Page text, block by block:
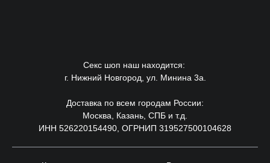
Секс шоп наш находится:
г. Нижний Новгород, ул. Минина 3а.
Доставка по всем городам России:
Москва, Казань, СПБ и т.д.
ИНН 526220154490, ОГРНИП 319527500104628